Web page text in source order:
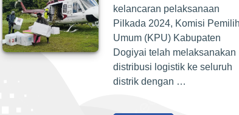
kelancaran pelaksanaan
Pilkada 2024, Komisi
Umum (KPU) Kabupaten
Dogiyai telah melaksanakan
distribusi logistik ke seluruh
distrik dengan …